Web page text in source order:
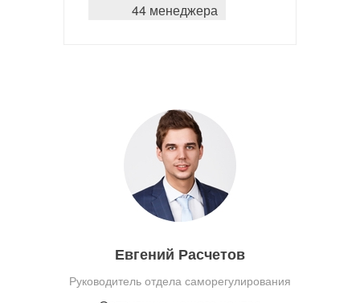
44 менеджера
Евгений Расчетов
Руководитель отдела саморегулирования